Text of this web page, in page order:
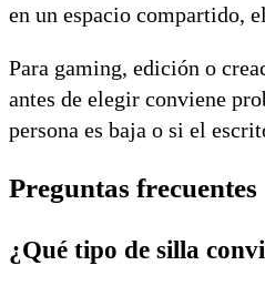
en un espacio compartido,
Para gaming, edición o
antes de elegir conviene
persona es baja o si el
Preguntas frecuentes
¿Qué tipo de silla